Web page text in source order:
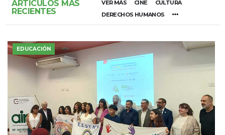
ARTÍCULOS MÁS
RECIENTES
VER MÁS CINE
CULTURA
DERECHOS HUMANOS
EDUCACIÓN